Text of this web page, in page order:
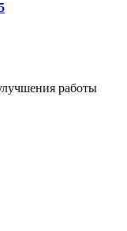
работы